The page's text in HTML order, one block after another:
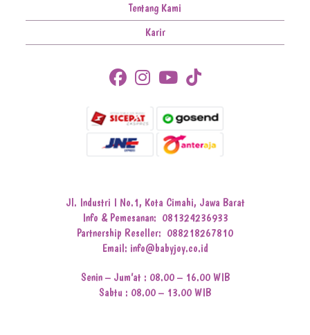
Tentang Kami
Karir
Jl. Industri I No.1, Kota Cimahi, Jawa Barat
Info & Pemesanan: 081324236933
Partnership Reseller: 088218267810
Email: info@babyjoy.co.id
Senin – Jum’at : 08.00 – 16.00 WIB
Sabtu : 08.00 – 13.00 WIB